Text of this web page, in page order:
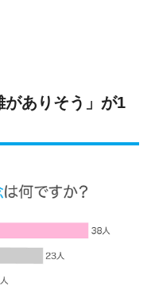
ありそう」が1